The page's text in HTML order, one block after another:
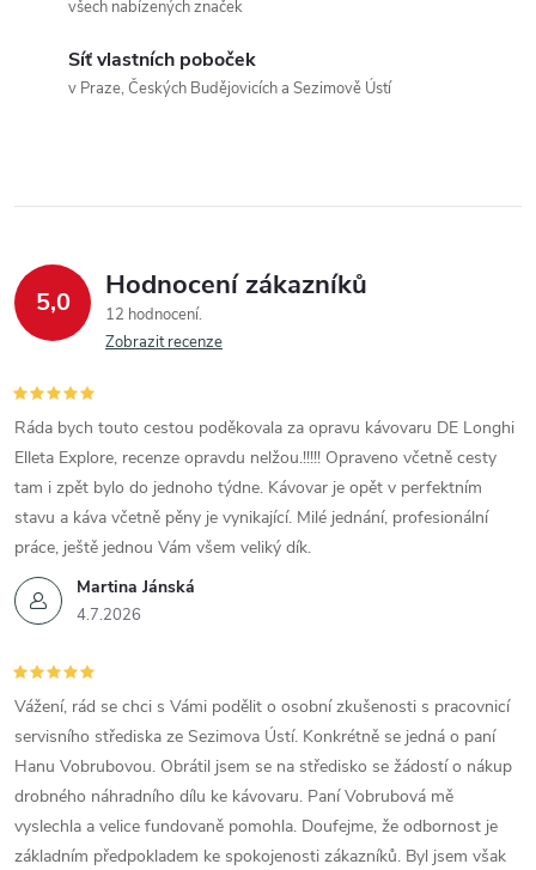
všech nabízených značek
Síť vlastních poboček
v Praze, Českých Budějovicích a Sezimově Ústí
5,0 Hodnocení zákazníků
12 hodnocení
Zobrazit recenze
Martina Jánská
4.7.2026
Ráda bych touto cestou poděkovala za opravu kávovaru DE Longhi
Elleta Explore, recenze opravdu nelžou.!!!!! Opraveno včetně cesty
tam i zpět bylo do jednoho týdne. Kávovar je opět v perfektním
stavu a káva včetně pěny je vynikající. Milé jednání, profesionální
práce, ještě jednou Vám všem veliký dík.
Vážení, rád se chci s Vámi podělit o osobní zkušenosti s pracovnicí
servisního střediska ze Sezimova Ústí. Konkrétně se jedná o paní
Hanu Vobrubovou. Obrátil jsem se na středisko se žádostí o nákup
drobného náhradního dílu ke kávovaru. Paní Vobrubová mě
vyslechla a velice fundovaně pomohla. Doufejme, že odbornost je
základním předpokladem ke spokojenosti zákazníků. Byl jsem však